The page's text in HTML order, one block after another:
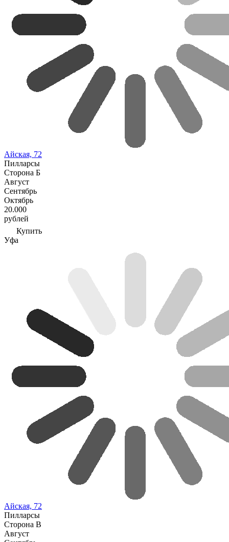
Айская, 72
Пилларсы
Сторона Б
Август
Сентябрь
Октябрь
20.000
рублей
Купить
Уфа
Айская, 72
Пилларсы
Сторона В
Август